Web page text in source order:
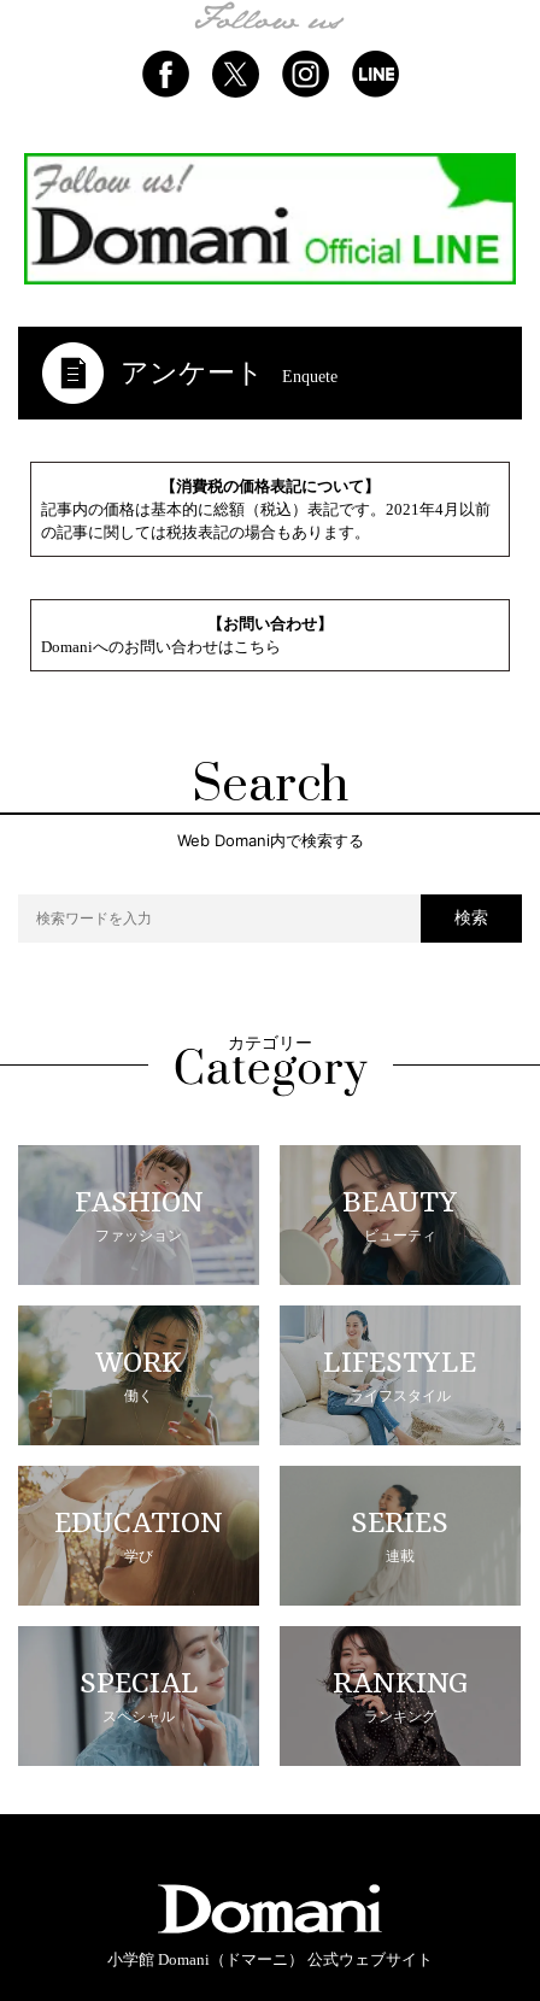
アンケート Enquete
【消費税の価格表記について】
記事内の価格は基本的に総額（税込）表記です。2021年4月以前
の記事に関しては税抜表記の場合もあります。
【お問い合わせ】
Domaniへのお問い合わせはこちら
Search
Web Domani内で検索する
検索
カテゴリー
FASHION
ファッション
BEAUTY
ビューティ
WORK
働く
LIFESTYLE
ライフスタイル
EDUCATION
学び
SERIES
連載
SPECIAL
スペシャル
RANKING
ランキング
小学館 Domani（ドマーニ） 公式ウェブサイト